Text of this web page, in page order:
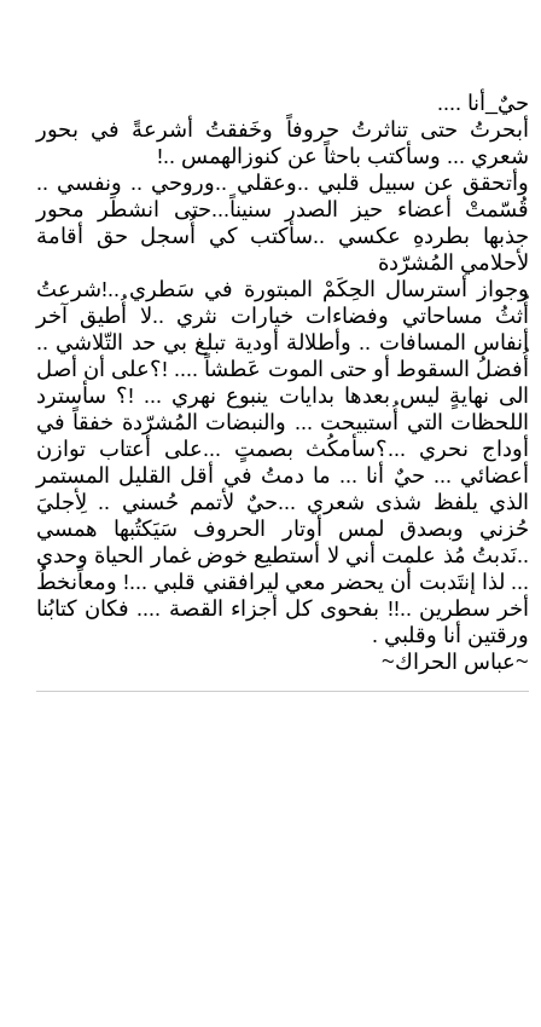
حيٌ_أنا ....
أبحرتُ حتى تناثرتُ حروفاً وخَفقتُ أشرعةً في بحور
شعري ... وسأكتب باحثاً عن كنوزالهمس ..!
وأتحقق عن سبيل قلبي ..وعقلي ..وروحي .. ونفسي ..
قُسّمتْ أعضاء حيز الصدر سنيناً...حتى انشطَر محور
جذبها بطردهِ عكسي ..سأكتب كي أُسجل حق أقامة
لأحلامي المُشرّدة
وجواز أسترسال الحِكَمْ المبتورة في سَطري ..!شرعتُ
أُثثُ مساحاتي وفضاءات خيارات نثري ..لا أُطيق آخر
أنفاس المسافات .. وأطلالة أودية تبلغ بي حد التّلاشي ..
أُفضلُ السقوط أو حتى الموت عَطشاً .... !؟على أن أصل
الى نهايةٍ ليس بعدها بدايات ينبوع نهري ... !؟ سأسترد
اللحظات التي أُستبيحت ... والنبضات المُشرّدة خفقاً في
أوداج نحري ...؟سأمكُث بصمتٍ ...على أعتاب توازن
أعضائي ... حيٌ أنا ... ما دمتُ في أقل القليل المستمر
الذي يلفظ شذى شعري ...حيٌ لأتمم حُسني .. لِأجليَ
حُزني وبصدق لمس أوتار الحروف سَيَكتُبها همسي
..نَدبتُ مُذ علمت أني لا أستطيع خوض غمار الحياة وحدي
... لذا إنتَدبت أن يحضر معي ليرافقني قلبي ...! ومعاًنخطُ
أخر سطرين ..!! بفحوى كل أجزاء القصة .... فكان كتابُنا
ورقتين أنا وقلبي .
~عباس الحراك~